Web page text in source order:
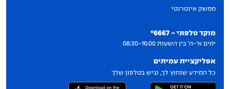
מוקד טלפוני - 6667*
ימים א'-ה' בין השעות 08:30-16:00
אפליקציית עמיתים
כל המידע שנחוץ לך, נגיש בטלפון שלך
ממשק אינטרנטי